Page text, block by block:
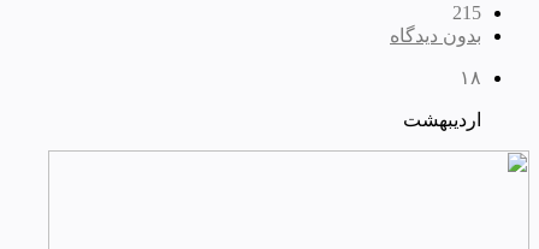
215
بدون دیدگاه
۱۸
اردیبهشت